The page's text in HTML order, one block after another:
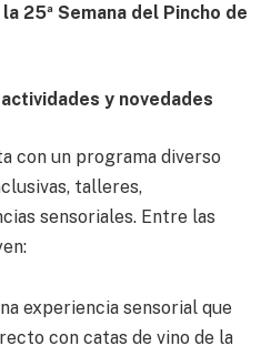
25ª Semana del Pincho de
y novedades
con un programa diverso
talleres,
sensoriales. Entre las
experiencia sensorial que
con catas de vino de la